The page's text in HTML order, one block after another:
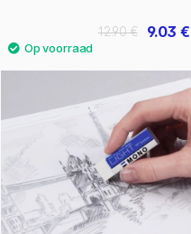
9.03 €
12.90 €